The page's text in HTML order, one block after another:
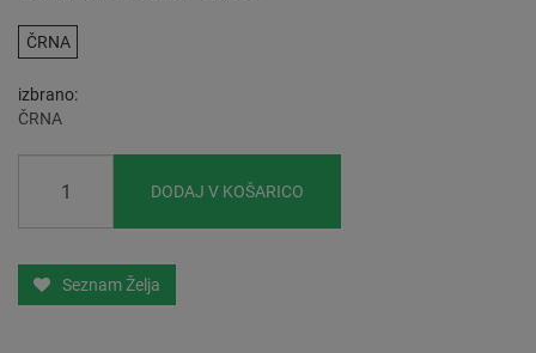
ČRNA
izbrano
ČRNA
DODAJ V KOŠARICO
Seznam Želja